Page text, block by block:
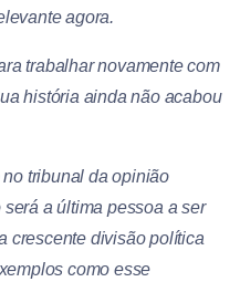
agora.
trabalhar novamente com
história ainda não acabou
tribunal da opinião
a última pessoa a ser
crescente divisão política
como esse